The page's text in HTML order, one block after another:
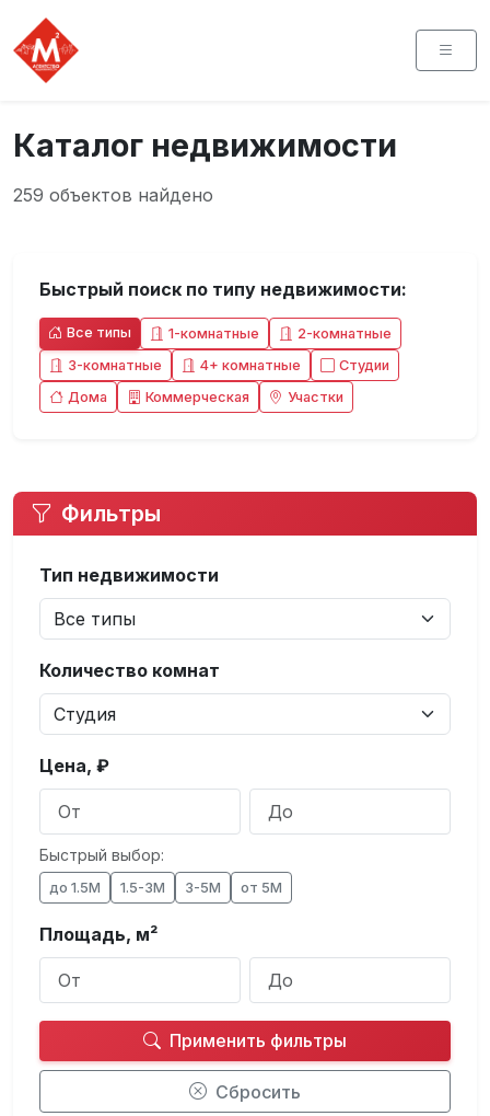
Каталог недвижимости
259 объектов найдено
Быстрый поиск по типу недвижимости:
Все типы 1-комнатные
2-комнатные
3-комнатные
4+ комнатные
Студии
Дома
Коммерческая Участки
Фильтры
Тип недвижимости
Количество комнат
Цена, ₽
Быстрый выбор:
до 1.5М 1.5-3М 3-5М от 5М
Площадь, м²
Применить фильтры
Сбросить